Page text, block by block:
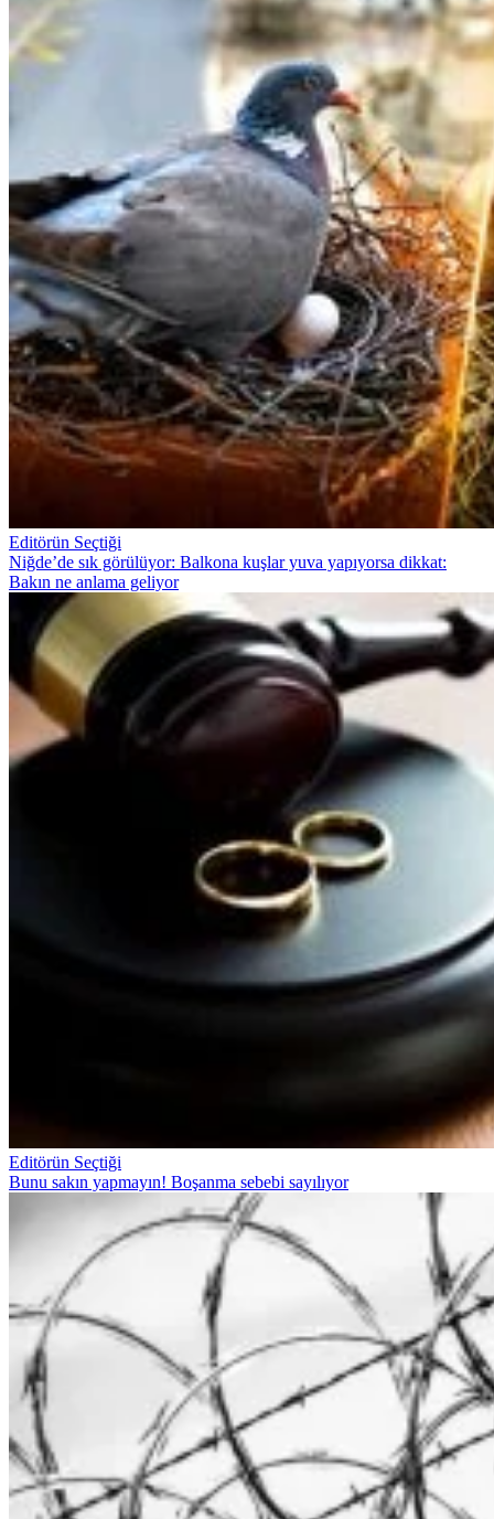
Editörün Seçtiği
Niğde’de sık görülüyor: Balkona kuşlar yuva yapıyorsa dikkat:
Bakın ne anlama geliyor
Editörün Seçtiği
Bunu sakın yapmayın! Boşanma sebebi sayılıyor